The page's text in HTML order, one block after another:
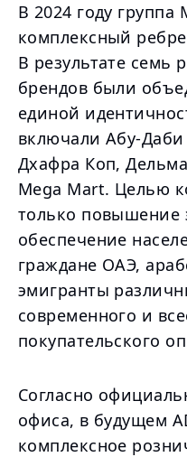
В 2024 году группа
комплексный
В результате семь
брендов были
единой
включали Абу-
Дхафра Коп,
Mega Mart. Целью
только повышение
обеспечение
граждане ОАЭ,
эмигранты
современного и
покупательского
Согласно
офиса, в будущем
комплексное